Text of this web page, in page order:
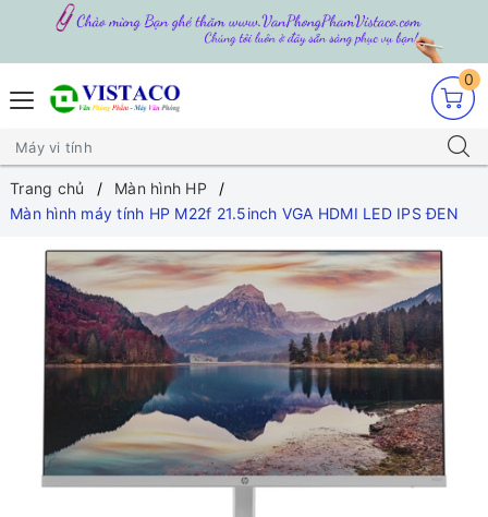
0
Trang chủ
Màn hình HP
Màn hình máy tính HP M22f 21.5inch VGA HDMI LED IPS ĐEN